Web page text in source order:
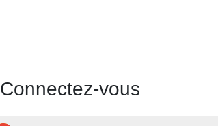
Connectez-vous